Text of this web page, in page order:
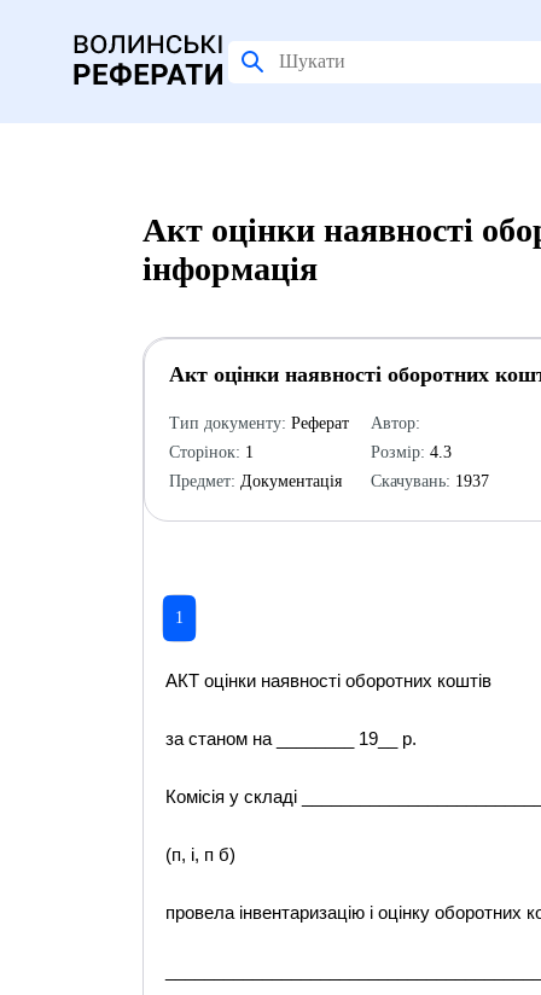
Акт оцінки наявності
інформація
Акт оцінки наявності оборотних
Тип документу: Реферат
Сторінок: 1
Предмет: Документація
Автор:
Розмір: 4.3
Скачувань: 1937
1
АКТ оцінки наявності оборотних коштів
за станом на ________ 19__ р.
Комісія у складі
(п, і, п б)
провела інвентаризацію і оцінку